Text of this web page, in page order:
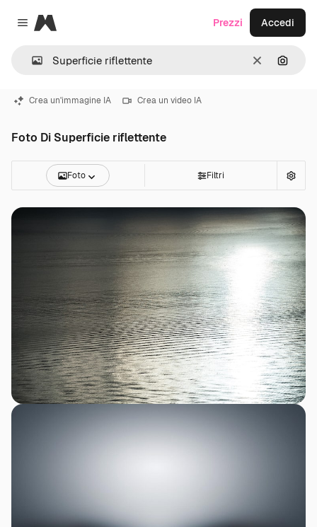
Close menu
Magnific
CancellaCerca
Prezzi Accedi
Crea un'immagine IA Crea un video IA
Foto Di Superficie riflettente
Foto Filtri